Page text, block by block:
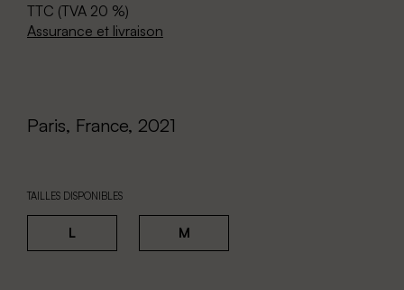
TTC (TVA 20 %)
Assurance et livraison
Paris, France, 2021
TAILLES DISPONIBLES
L M